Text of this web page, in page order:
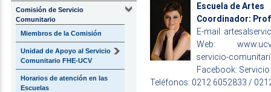
Comisión de Servicio
Comunitario
Miembros de la Comisión
Unidad de Apoyo al Servicio
Comunitario FHE-UCV
Horarios de atención en las
Escuelas
Escuela de Artes
Coordinador:
E-mail:
Web:
servicio-
Facebook:
Teléfonos: 0212 6052833 /